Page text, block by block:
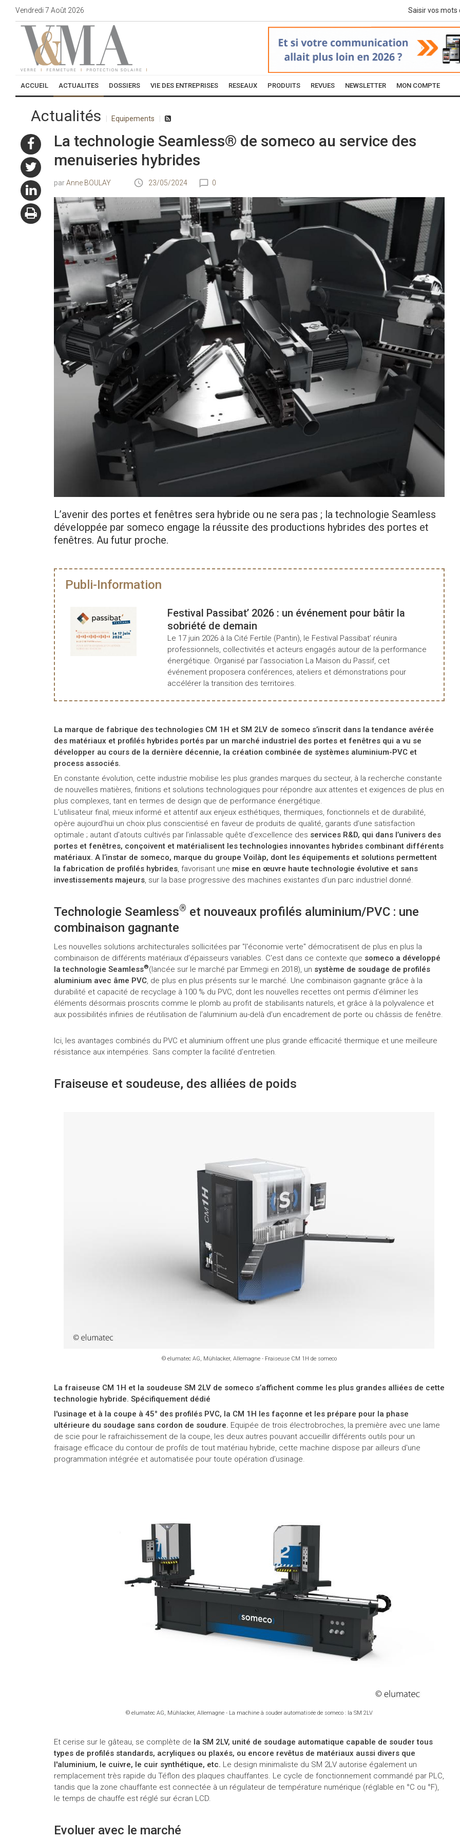
Vendredi 7 Août 2026
ACCUEIL ACTUALITES DOSSIERS VIE DES ENTREPRISES RESEAUX PRODUITS REVUES NEWSLETTER MON COMPTE
Actualités Equipements
La technologie Seamless® de someco au service des
menuiseries hybrides
Anne BOULAY 23/05/2024 0
L’avenir des portes et fenêtres sera hybride ou ne sera pas ; la technologie Seamless
développée par someco engage la réussite des productions hybrides des portes et
fenêtres. Au futur proche.
Publi-Information
Festival Passibat’ 2026 : un événement pour bâtir la
sobriété de demain
Le 17 juin 2026 à la Cité Fertile (Pantin), le Festival Passibat’ réunira
professionnels, collectivités et acteurs engagés autour de la performance
énergétique. Organisé par l’association La Maison du Passif, cet
événement proposera conférences, ateliers et démonstrations pour
accélérer la transition des territoires.
La marque de fabrique des technologies CM 1H et SM 2LV de someco s’inscrit dans la tendance avérée
des matériaux et profilés hybrides portés par un marché industriel des portes et fenêtres qui a vu se
développer au cours de la dernière décennie, la création combinée de systèmes aluminium-PVC et
process associés.
En constante évolution, cette industrie mobilise les plus grandes marques du secteur, à la recherche constante
de nouvelles matières, finitions et solutions technologiques pour répondre aux attentes et exigences de plus en
plus complexes, tant en termes de design que de performance énergétique.
L’utilisateur final, mieux informé et attentif aux enjeux esthétiques, thermiques, fonctionnels et de durabilité,
opère aujourd’hui un choix plus conscientisé en faveur de produits de qualité, garants d’une satisfaction
optimale ; autant d’atouts cultivés par l’inlassable quête d’excellence des services R&D, qui dans l’univers des
portes et fenêtres, conçoivent et matérialisent les technologies innovantes hybrides combinant différents
matériaux. A l’instar de someco, marque du groupe Voilàp, dont les équipements et solutions permettent
la fabrication de profilés hybrides, favorisant une mise en œuvre haute technologie évolutive et sans
investissements majeurs, sur la base progressive des machines existantes d’un parc industriel donné.
Technologie Seamless® et nouveaux profilés aluminium/PVC : une
combinaison gagnante
Les nouvelles solutions architecturales sollicitées par "l'économie verte" démocratisent de plus en plus la
combinaison de différents matériaux d’épaisseurs variables. C'est dans ce contexte que someco a développé
la technologie Seamless®(lancée sur le marché par Emmegi en 2018), un système de soudage de profilés
aluminium avec âme PVC, de plus en plus présents sur le marché. Une combinaison gagnante grâce à la
durabilité et capacité de recyclage à 100 % du PVC, dont les nouvelles recettes ont permis d’éliminer les
éléments désormais proscrits comme le plomb au profit de stabilisants naturels, et grâce à la polyvalence et
aux possibilités infinies de réutilisation de l’aluminium au-delà d’un encadrement de porte ou châssis de fenêtre.
Ici, les avantages combinés du PVC et aluminium offrent une plus grande efficacité thermique et une meilleure
résistance aux intempéries. Sans compter la facilité d’entretien.
Fraiseuse et soudeuse, des alliées de poids
© elumatec AG, Mühlacker, Allemagne - Fraiseuse CM 1H de someco
La fraiseuse CM 1H et la soudeuse SM 2LV de someco s’affichent comme les plus grandes alliées de cette
technologie hybride. Spécifiquement dédié
l'usinage et à la coupe à 45° des profilés PVC, la CM 1H les façonne et les prépare pour la phase
ultérieure du soudage sans cordon de soudure. Equipée de trois électrobroches, la première avec une lame
de scie pour le rafraichissement de la coupe, les deux autres pouvant accueillir différents outils pour un
fraisage efficace du contour de profils de tout matériau hybride, cette machine dispose par ailleurs d'une
programmation intégrée et automatisée pour toute opération d’usinage.
© elumatec AG, Mühlacker, Allemagne - La machine à souder automatisée de someco : la SM 2LV
Et cerise sur le gâteau, se complète de la SM 2LV, unité de soudage automatique capable de souder tous
types de profilés standards, acryliques ou plaxés, ou encore revêtus de matériaux aussi divers que
l'aluminium, le cuivre, le cuir synthétique, etc. Le design minimaliste du SM 2LV autorise également un
remplacement très rapide du Téflon des plaques chauffantes. Le cycle de fonctionnement commandé par PLC,
tandis que la zone chauffante est connectée à un régulateur de température numérique (réglable en °C ou °F),
le temps de chauffe est réglé sur écran LCD.
Evoluer avec le marché